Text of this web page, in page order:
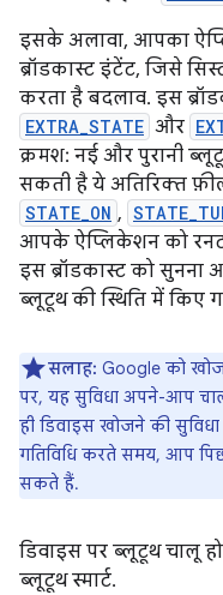
इसके अलावा, आपका
ब्रॉडकास्ट इंटेंट, जिसे
करता है बदलाव. इस
EXTRA_STATE और
क्रमश: नई और पुरानी
सकती है ये अतिरिक्त
STATE_ON ,
आपके ऐप्लिकेशन को
इस ब्रॉडकास्ट को
ब्लूटूथ की स्थिति में किए
सलाह: Google को
पर, यह सुविधा अपने-आप
ही डिवाइस खोजने की
गतिविधि करते समय, आप
सकते हैं.
डिवाइस पर ब्लूटूथ चालू
ब्लूटूथ स्मार्ट.